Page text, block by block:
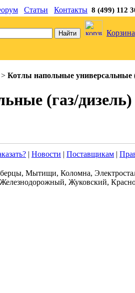
Статьи Контакты 8 (499) 112
Корзина
> Котлы напольные универсальные
(газ/дизель)
| Новости | Поставщикам |
Мытищи, Коломна,
Жуковский,